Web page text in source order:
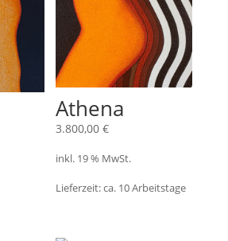
Athena
3.800,00€
inkl. 19 % MwSt.
Lieferzeit:ca. 10 Arbeitstage